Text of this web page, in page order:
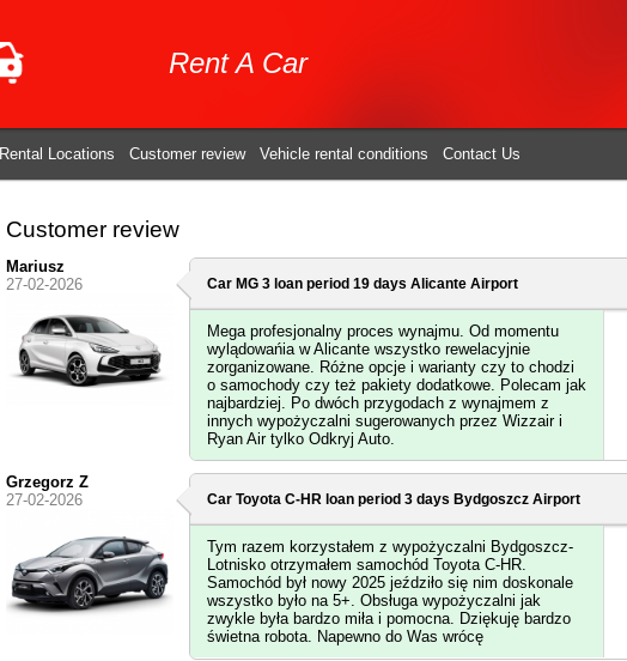
Rent A Car
Rental Locations Customer review Vehicle rental conditions Contact Us
Customer review
Mariusz
27-02-2026
Car MG 3 loan period 19 days Alicante Airport
Mega profesjonalny proces wynajmu. Od momentu
wylądowańia w Alicante wszystko rewelacyjnie
zorganizowane. Różne opcje i warianty czy to chodzi
o samochody czy też pakiety dodatkowe. Polecam jak
najbardziej. Po dwóch przygodach z wynajmem z
innych wypożyczalni sugerowanych przez Wizzair i
Ryan Air tylko Odkryj Auto.
Grzegorz Z
27-02-2026
Car Toyota C-HR loan period 3 days Bydgoszcz Airport
Tym razem korzystałem z wypożyczalni Bydgoszcz-
Lotnisko otrzymałem samochód Toyota C-HR.
Samochód był nowy 2025 jeździło się nim doskonale
wszystko było na 5+. Obsługa wypożyczalni jak
zwykle była bardzo miła i pomocna. Dziękuję bardzo
świetna robota. Napewno do Was wrócę